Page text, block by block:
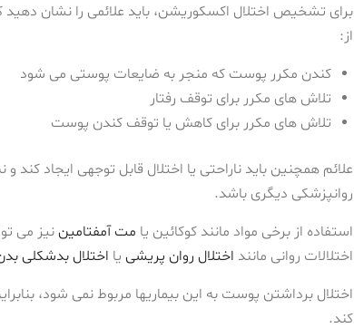
برای تشخیص اختلال اکسکوریشن، باید علائمی را نشان دهید
از:
کندن مکرر پوست که منجر به ضایعات پوستی می شود
تلاش های مکرر برای توقف رفتار
تلاش های مکرر برای کاهش یا توقف کندن پوست
علائم همچنین باید ناراحتی یا اختلال قابل توجهی ایجاد
روانپزشکی دیگری باشد.
استفاده از برخی مواد مانند کوکائین یا مت آمفتامین نیز می
اختلالات روانی مانند اختلال روان پریشی یا اختلال بدشکلی
اختلال برداشتن پوست به این بیماریها مربوط نمی شود،
کند.